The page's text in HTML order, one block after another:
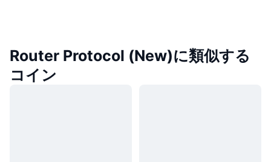
Router Protocol (New)に類似する
コイン